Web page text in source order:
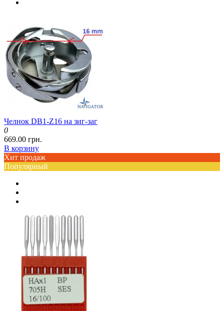
Челнок DB1-Z16 на зиг-заг
0
669.00 грн.
В корзину
Хит продаж
Популярный